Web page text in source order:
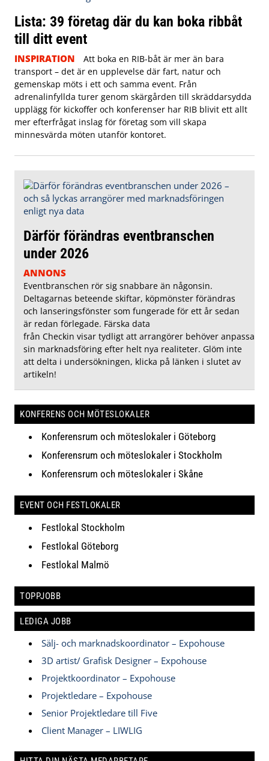
Lista: 39 företag där du kan boka ribbåt
till ditt event
INSPIRATION
Att boka en RIB-båt är mer än bara
transport – det är en upplevelse där fart, natur och
gemenskap möts i ett och samma event. Från
adrenalinfyllda turer genom skärgården till skräddarsydda
upplägg för kickoffer och konferenser har RIB blivit ett allt
mer efterfrågat inslag för företag som vill skapa
minnesvärda möten utanför kontoret.
Därför förändras eventbranschen
under 2026
ANNONS
Eventbranschen rör sig snabbare än någonsin.
Deltagarnas beteende skiftar, köpmönster förändras
och lanseringsfönster som fungerade för ett år sedan
är redan förlegade. Färska data
från Checkin visar tydligt att arrangörer behöver anpassa
sin marknadsföring efter helt nya realiteter. Glöm inte
att delta i undersökningen, klicka på länken i slutet av
artikeln!
KONFERENS OCH MÖTESLOKALER
Konferensrum och möteslokaler i Göteborg
Konferensrum och möteslokaler i Stockholm
Konferensrum och möteslokaler i Skåne
EVENT OCH FESTLOKALER
Festlokal Stockholm
Festlokal Göteborg
Festlokal Malmö
TOPPJOBB
LEDIGA JOBB
Sälj- och marknadskoordinator – Expohouse
3D artist/ Grafisk Designer – Expohouse
Projektkoordinator – Expohouse
Projektledare – Expohouse
Senior Projektledare till Five
Client Manager – LIWLIG